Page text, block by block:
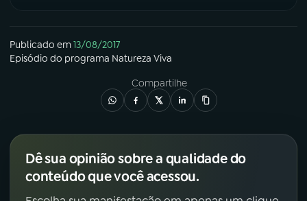
YouTube Facebook
X
Publicado em13/08/2017
Episódio do programa Natureza Viva
Compartilhe
Dê sua opinião sobre a qualidade do
conteúdo que você acessou.